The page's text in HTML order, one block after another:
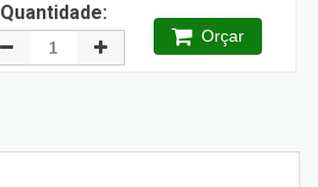
Quantidade:
Orçar